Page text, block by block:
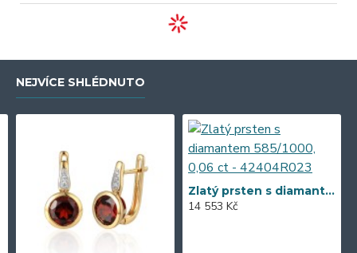
NEJVÍCE SHLÉDNUTO
Zlatý prsten s diamantem 585/1000, 0,06 ct - 42404R023
14 553 Kč